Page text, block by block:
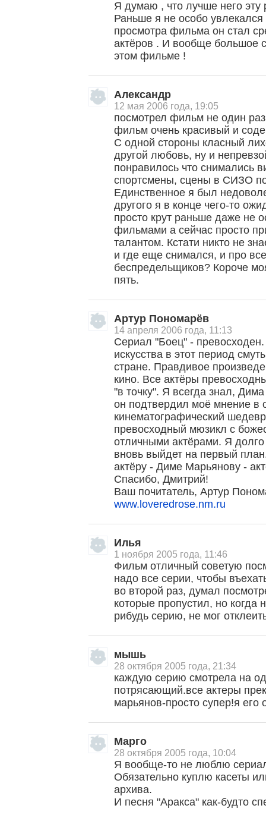
Я думаю , что лучше него эту
Раньше я не особо
просмотра фильма он стал
актёров . И вообще большое
этом фильме !
Александр
12 мая 2006 года, 19:05
посмотрел фильм не один
фильм очень красивый и
С одной стороны класный
другой любовь, ну и
понравилось что снимались
спортсмены, сцены в СИЗО
Единственное я был
другого я в конце чего-то
просто крут раньше даже не
фильмами а сейчас просто
талантом. Кстати никто не
и где еще снимался, и про
беспредельщиков? Короче
пять.
Артур Пономарёв
14 апреля 2006 года, 11:13
Сериал "Боец" -
искусства в этот период
стране. Правдивое
кино. Все актёры
"в точку". Я всегда знал,
он подтвердил моё мнение в
кинематографический
превосходный мюзикл с
отличными актёрами. Я
вновь выйдет на первый
актёру - Диме Марьянову -
Спасибо, Дмитрий!
Ваш почитатель, Артур
www.loveredrose.nm.ru
Илья
1 ноября 2005 года, 11:46
Фильм отличный советую
надо все серии, чтобы
во второй раз, думал
которые пропустил, но когда
рибудь серию, не мог
мышь
28 октября 2005 года, 21:34
каждую серию смотрела на
потрясающий.все актеры
марьянов-просто супер!я его
Марго
28 октября 2005 года, 10:04
Я вообще-то не люблю
Обязательно куплю касеты
архива.
И песня "Аракса" как-будто